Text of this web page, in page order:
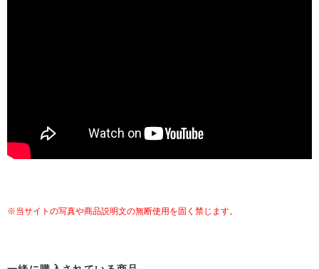
※当サイトの写真や商品説明文の無断使用を固く禁じます。